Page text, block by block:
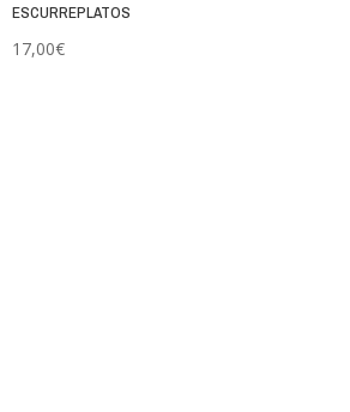
ESCURREPLATOS
17,00€